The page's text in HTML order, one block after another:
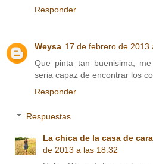
Responder
Weysa 17 de febrero de 2013
Que pinta tan buenisima,
seria capaz de encontrar los
Responder
Respuestas
La chica de la casa de
de 2013 a las 18:32